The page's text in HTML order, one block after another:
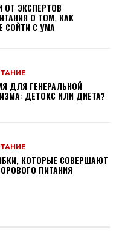
ОТ ЭКСПЕРТОВ
О ТОМ, КАК
СОЙТИ С УМА
ДЛЯ ГЕНЕРАЛЬНОЙ
ДЕТОКС ИЛИ ДИЕТА?
КОТОРЫЕ СОВЕРШАЮТ
ПИТАНИЯ